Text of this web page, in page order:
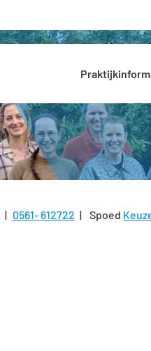
Tel:
0561- 612722 Spoed